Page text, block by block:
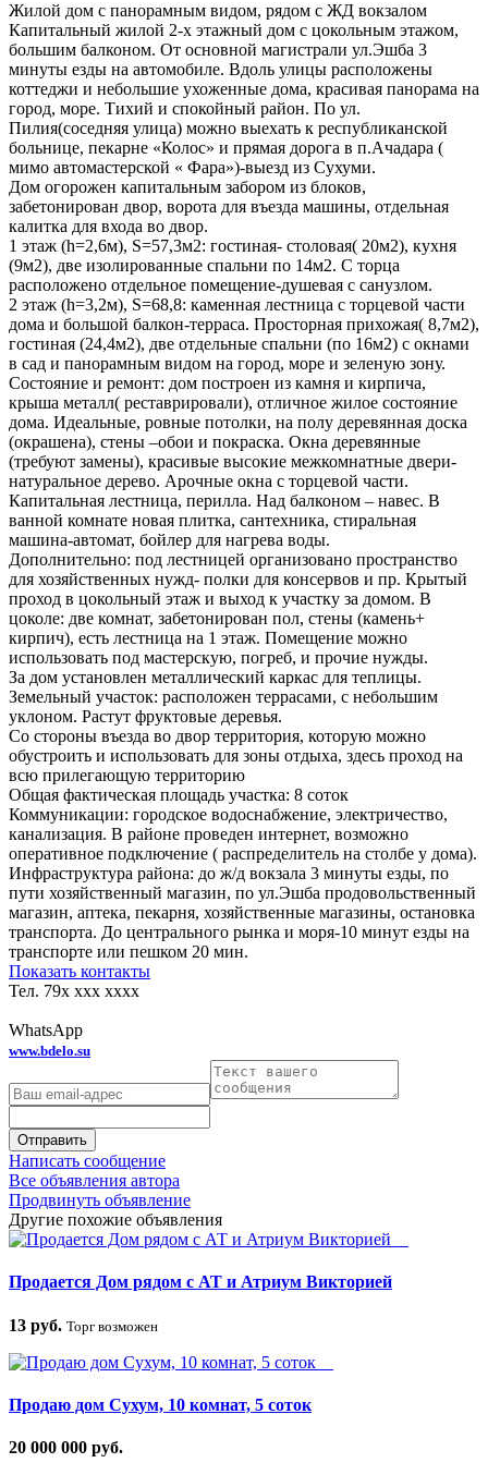
Жилой дом с панорамным видом, рядом с ЖД вокзалом
Капитальный жилой 2-х этажный дом с цокольным этажом,
большим балконом. От основной магистрали ул.Эшба 3
минуты езды на автомобиле. Вдоль улицы расположены
коттеджи и небольшие ухоженные дома, красивая панорама на
город, море. Тихий и спокойный район. По ул.
Пилия(соседняя улица) можно выехать к республиканской
больнице, пекарне «Колос» и прямая дорога в п.Ачадара (
мимо автомастерской « Фара»)-выезд из Сухуми.
Дом огорожен капитальным забором из блоков,
забетонирован двор, ворота для въезда машины, отдельная
калитка для входа во двор.
1 этаж (h=2,6м), S=57,3м2: гостиная- столовая( 20м2), кухня
(9м2), две изолированные спальни по 14м2. С торца
расположено отдельное помещение-душевая с санузлом.
2 этаж (h=3,2м), S=68,8: каменная лестница с торцевой части
дома и большой балкон-терраса. Просторная прихожая( 8,7м2),
гостиная (24,4м2), две отдельные спальни (по 16м2) с окнами
в сад и панорамным видом на город, море и зеленую зону.
Состояние и ремонт: дом построен из камня и кирпича,
крыша металл( реставрировали), отличное жилое состояние
дома. Идеальные, ровные потолки, на полу деревянная доска
(окрашена), стены –обои и покраска. Окна деревянные
(требуют замены), красивые высокие межкомнатные двери-
натуральное дерево. Арочные окна с торцевой части.
Капитальная лестница, перилла. Над балконом – навес. В
ванной комнате новая плитка, сантехника, стиральная
машина-автомат, бойлер для нагрева воды.
Дополнительно: под лестницей организовано пространство
для хозяйственных нужд- полки для консервов и пр. Крытый
проход в цокольный этаж и выход к участку за домом. В
цоколе: две комнат, забетонирован пол, стены (камень+
кирпич), есть лестница на 1 этаж. Помещение можно
использовать под мастерскую, погреб, и прочие нужды.
За дом установлен металлический каркас для теплицы.
Земельный участок: расположен террасами, с небольшим
уклоном. Растут фруктовые деревья.
Со стороны въезда во двор территория, которую можно
обустроить и использовать для зоны отдыха, здесь проход на
всю прилегающую территорию
Общая фактическая площадь участка: 8 соток
Коммуникации: городское водоснабжение, электричество,
канализация. В районе проведен интернет, возможно
оперативное подключение ( распределитель на столбе у дома).
Инфраструктура района: до ж/д вокзала 3 минуты езды, по
пути хозяйственный магазин, по ул.Эшба продовольственный
магазин, аптека, пекарня, хозяйственные магазины, остановка
транспорта. До центрального рынка и моря-10 минут езды на
транспорте или пешком 20 мин.
Показать контакты
Тел. 79x xxx xxxx
WhatsApp
www.bdelo.su
Отправить
Написать сообщение
Все объявления автора
Продвинуть объявление
Другие похожие объявления
Продается Дом рядом с АТ и Атриум Викторией
13 руб. Торг возможен
Продаю дом Сухум, 10 комнат, 5 соток
20 000 000 руб.